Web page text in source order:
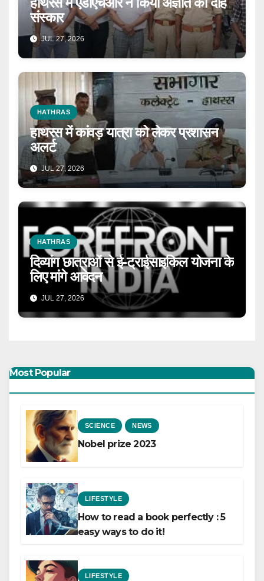
संस्कार
JUL 27, 2026
HATHRAS
हाथरस में कांवड़ यात्रा को लेकर प्रशासन
अलर्ट
JUL 27, 2026
HATHRAS
दिव्यांग छात्राओं से ई-ट्राईसाइकिल योजना के
लिए मांगे आवेदन
JUL 27, 2026
Most Popular
SCIENCE NEWS
Nobel prize 2023
LIFESTYLE
How to read a book perfectly : 5
easy ways to do it!
LIFESTYLE